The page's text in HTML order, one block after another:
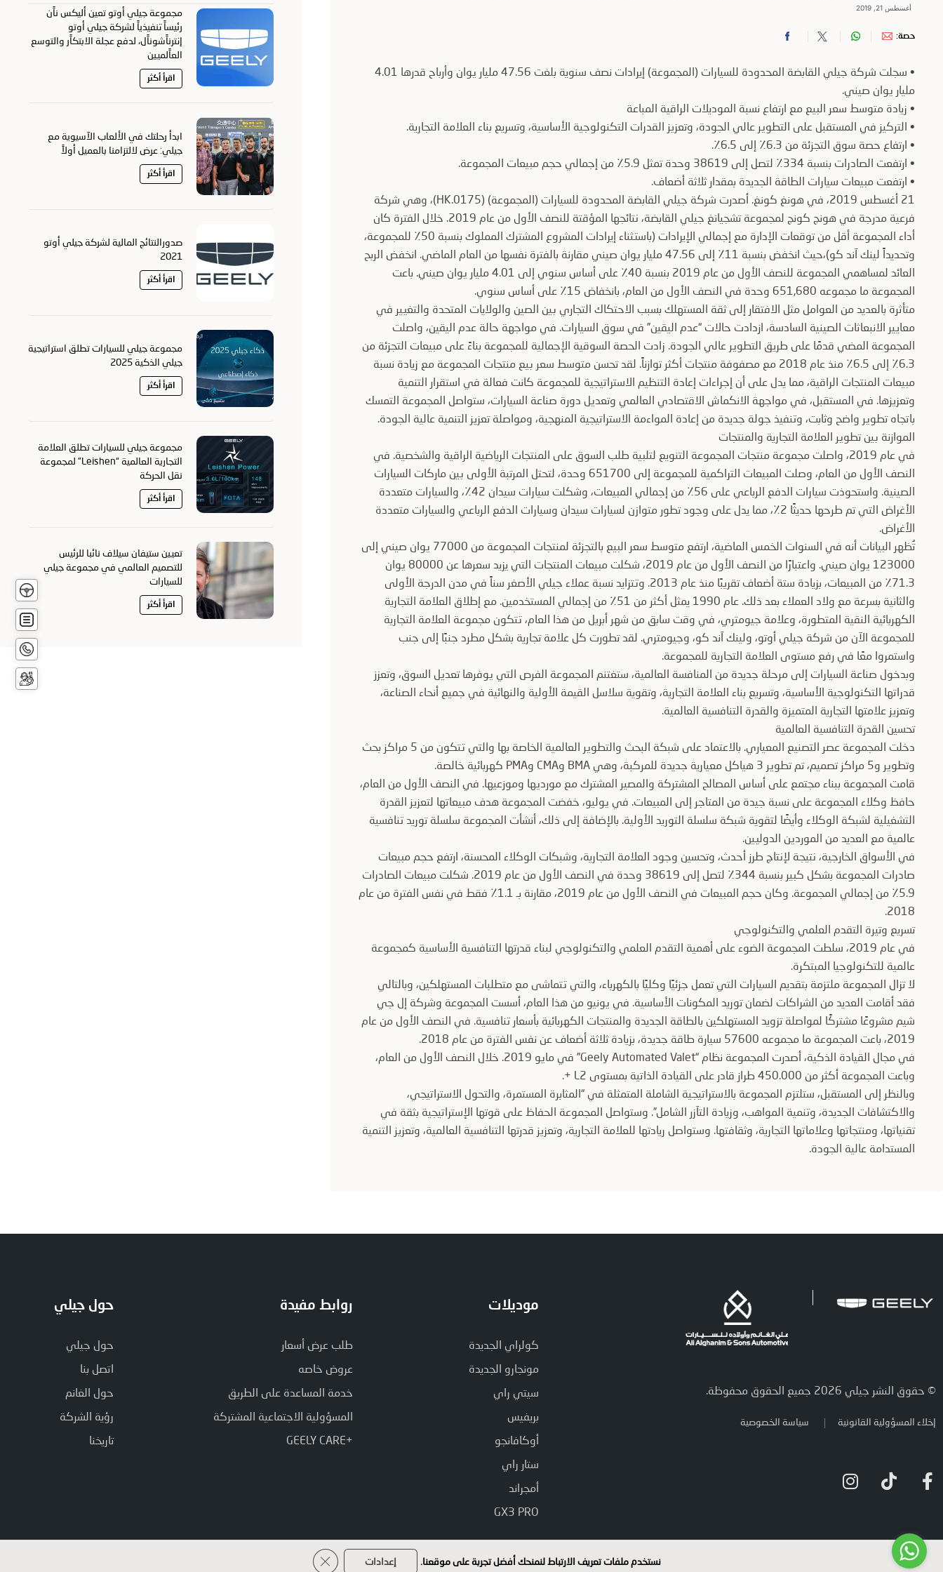
تجربة
قيادة
عرض
أسعار
اتصل
بنا
حجز
الخدمة
أغسطس 21, 2019
حصة:
• سجلت شركة جيلي القابضة المحدودة للسيارات (المجموعة) إيرادات نصف سنوية بلغت 47.56 مليار يوان وأرباح قدرها 4.01
مليار يوان صيني.
• زيادة متوسط سعر البيع مع ارتفاع نسبة الموديلات الراقية المباعة
• التركيز في المستقبل على التطوير عالي الجودة، وتعزيز القدرات التكنولوجية الأساسية، وتسريع بناء العلامة التجارية.
• ارتفاع حصة سوق التجزئة من 6.3٪ إلى 6.5٪.
• ارتفعت الصادرات بنسبة 334٪ لتصل إلى 38619 وحدة تمثل 5.9٪ من إجمالي حجم مبيعات المجموعة.
• ارتفعت مبيعات سيارات الطاقة الجديدة بمقدار ثلاثة أضعاف.
21 أغسطس 2019، في هونغ كونغ. أصدرت شركة جيلي القابضة المحدودة للسيارات (المجموعة) (HK.0175)، وهي شركة
فرعية مدرجة في هونج كونج لمجموعة تشجيانغ جيلي القابضة، نتائجها المؤقتة للنصف الأول من عام 2019. خلال الفترة كان
أداء المجموعة أقل من توقعات الإدارة مع إجمالي الإيرادات (باستثناء إيرادات المشروع المشترك المملوك بنسبة 50٪ للمجموعة،
وتحديداً لينك آند كو)،حيث انخفض بنسبة 11٪ إلى 47.56 مليار يوان صيني مقارنة بالفترة نفسها من العام الماضي. انخفض الربح
العائد لمساهمي المجموعة للنصف الأول من عام 2019 بنسبة 40٪ على أساس سنوي إلى 4.01 مليار يوان صيني. باعت
المجموعة ما مجموعه 651,680 وحدة في النصف الأول من العام، بانخفاض 15٪ على أساس سنوي.
متأثرة بالعديد من العوامل مثل الافتقار إلى ثقة المستهلك بسبب الاحتكاك التجاري بين الصين والولايات المتحدة والتغيير في
معايير الانبعاثات الصينية السادسة، ازدادت حالات “عدم اليقين” في سوق السيارات. في مواجهة حالة عدم اليقين، واصلت
المجموعة المضي قدمًا على طريق التطوير عالي الجودة. زادت الحصة السوقية الإجمالية للمجموعة بناءً على مبيعات التجزئة من
6.3٪ إلى 6.5٪ منذ عام 2018 مع مصفوفة منتجات أكثر توازناً. لقد تحسن متوسط سعر بيع منتجات المجموعة مع زيادة نسبة
مبيعات المنتجات الراقية، مما يدل على أن إجراءات إعادة التنظيم الاستراتيجية للمجموعة كانت فعالة في استقرار التنمية
وتعزيزها. في المستقبل، في مواجهة الانكماش الاقتصادي العالمي وتعديل دورة صناعة السيارات، ستواصل المجموعة التمسك
باتجاه تطوير واضح وثابت، وتنفيذ جولة جديدة من إعادة المواءمة الاستراتيجية المنهجية، ومواصلة تعزيز التنمية عالية الجودة.
الموازنة بين تطوير العلامة التجارية والمنتجات
في عام 2019، واصلت مجموعة منتجات المجموعة التنويع لتلبية طلب السوق على المنتجات الرياضية الراقية والشخصية. في
النصف الأول من العام، وصلت المبيعات التراكمية للمجموعة إلى 651700 وحدة، لتحتل المرتبة الأولى بين ماركات السيارات
الصينية. واستحوذت سيارات الدفع الرباعي على 56٪ من إجمالي المبيعات، وشكلت سيارات سيدان 42٪، والسيارات متعددة
الأغراض التي تم طرحها حديثًا 2٪، مما يدل على وجود تطور متوازن لسيارات سيدان وسيارات الدفع الرباعي والسيارات متعددة
الأغراض.
تُظهر البيانات أنه في السنوات الخمس الماضية، ارتفع متوسط سعر البيع بالتجزئة لمنتجات المجموعة من 77000 يوان صيني إلى
123000 يوان صيني. واعتبارًا من النصف الأول من عام 2019، شكلت مبيعات المنتجات التي يزيد سعرها عن 80000 يوان
71.3٪ من المبيعات، بزيادة ستة أضعاف تقريبًا منذ عام 2013. وتتزايد نسبة عملاء جيلي الأصغر سناً في مدن الدرجة الأولى
والثانية بسرعة مع ولاد العملاء بعد ذلك. عام 1990 يمثل أكثر من 51٪ من إجمالي المستخدمين. مع إطلاق العلامة التجارية
الكهربائية النقية المتطورة، وعلامة جيومتري، في وقت سابق من شهر أبريل من هذا العام، تتكون مجموعة العلامة التجارية
للمجموعة الآن من شركة جيلي أوتو، ولينك آند كو، وجيومتري. لقد تطورت كل علامة تجارية بشكل مطرد جنبًا إلى جنب
واستمروا معًا في رفع مستوى العلامة التجارية للمجموعة.
وبدخول صناعة السيارات إلى مرحلة جديدة من المنافسة العالمية، ستغتنم المجموعة الفرص التي يوفرها تعديل السوق، وتعزز
قدراتها التكنولوجية الأساسية، وتسريع بناء العلامة التجارية، وتقوية سلاسل القيمة الأولية والنهائية في جميع أنحاء الصناعة،
وتعزيز علامتها التجارية المتميزة والقدرة التنافسية العالمية.
تحسين القدرة التنافسية العالمية
دخلت المجموعة عصر التصنيع المعياري. بالاعتماد على شبكة البحث والتطوير العالمية الخاصة بها والتي تتكون من 5 مراكز بحث
وتطوير و5 مراكز تصميم، تم تطوير 3 هياكل معيارية جديدة للمركبة، وهي BMA وCMA وPMA كهربائية خالصة.
قامت المجموعة ببناء مجتمع على أساس المصالح المشتركة والمصير المشترك مع مورديها وموزعيها. في النصف الأول من العام،
حافظ وكلاء المجموعة على نسبة جيدة من المتاجر إلى المبيعات. في يوليو، خفضت المجموعة هدف مبيعاتها لتعزيز القدرة
التشغيلية لشبكة الوكلاء وأيضًا لتقوية شبكة سلسلة التوريد الأولية. بالإضافة إلى ذلك، أنشأت المجموعة سلسلة توريد تنافسية
عالمية مع العديد من الموردين الدوليين.
في الأسواق الخارجية، نتيجة لإنتاج طرز أحدث، وتحسين وجود العلامة التجارية، وشبكات الوكلاء المحسنة، ارتفع حجم مبيعات
صادرات المجموعة بشكل كبير بنسبة 344٪ لتصل إلى 38619 وحدة في النصف الأول من عام 2019. شكلت مبيعات الصادرات
5.9٪ من إجمالي المجموعة. وكان حجم المبيعات في النصف الأول من عام 2019، مقارنة بـ 1.1٪ فقط في نفس الفترة من عام
2018.
تسريع وتيرة التقدم العلمي والتكنولوجي
في عام 2019، سلطت المجموعة الضوء على أهمية التقدم العلمي والتكنولوجي لبناء قدرتها التنافسية الأساسية كمجموعة
عالمية للتكنولوجيا المبتكرة.
لا تزال المجموعة ملتزمة بتقديم السيارات التي تعمل جزئيًا وكليًا بالكهرباء، والتي تتماشى مع متطلبات المستهلكين، وبالتالي
فقد أقامت العديد من الشراكات لضمان توريد المكونات الأساسية. في يونيو من هذا العام، أسست المجموعة وشركة إل جي
شيم مشروعًا مشتركًا لمواصلة تزويد المستهلكين بالطاقة الجديدة والمنتجات الكهربائية بأسعار تنافسية. في النصف الأول من عام
2019، باعت المجموعة ما مجموعه 57600 سيارة طاقة جديدة، بزيادة ثلاثة أضعاف عن نفس الفترة من عام 2018.
في مجال القيادة الذكية، أصدرت المجموعة نظام “Geely Automated Valet” في مايو 2019. خلال النصف الأول من العام،
وباعت المجموعة أكثر من 450.000 طراز قادر على القيادة الذاتية بمستوى L2 +.
وبالنظر إلى المستقبل، ستلتزم المجموعة بالاستراتيجية الشاملة المتمثلة في “المثابرة المستمرة، والتحول الاستراتيجي،
والاكتشافات الجديدة، وتنمية المواهب، وزيادة التآزر الشامل”. وستواصل المجموعة الحفاظ على قوتها الإستراتيجية بثقة في
تقنياتها، ومنتجاتها وعلاماتها التجارية، وثقافتها. وستواصل ريادتها للعلامة التجارية، وتعزيز قدرتها التنافسية العالمية، وتعزيز التنمية
المستدامة عالية الجودة.
مجموعة جيلي أوتو تعين أليكس ناًن
رئيساً تنفيذياً لشركة جيلي أوتو
إنترناًشوناًل، لدفع عجلة الابتكاًر والتوسع
العاًلميين
اقرأ أكثر
ابدأ رحلتك في الألعاب الآسيوية مع
جيلي: عرض لالتزامنا بالعميل أولاً
اقرأ أكثر
صدورالنتائج المالية لشركة جيلي أوتو
2021
اقرأ أكثر
مجموعة جيلي للسيارات تطلق استراتيجية
جيلي الذكية 2025
اقرأ أكثر
مجموعة جيلي للسيارات تطلق العلامة
التجارية العالمية “Leishen” لمجموعة
نقل الحركة
اقرأ أكثر
تعيين ستيفان سيلاف نائبا للرئيس
للتصميم العالمي في مجموعة جيلي
للسيارات
اقرأ أكثر
© حقوق النشر جيلي 2026 جميع الحقوق محفوظة.
إخلاء المسؤولية القانونية سياسة الخصوصية
موديلات
كولراي الجديدة
مونجارو الجديدة
سيتي راي
بريفيس
أوكافانجو
ستار راي
أمجراند
GX3 PRO
روابط مفيدة
طلب عرض أسعار
عروض خاصه
خدمة المساعدة على الطريق
المسؤولية الاجتماعية المشتركة
+GEELY CARE
حول جيلي
حول جيلي
اتصل بنا
حول الغانم
رؤية الشركة
تاريخنا
نستخدم ملفات تعريف الارتباط لنمنحك أفضل تجربة على موقعنا. إعدادات Close GDPR Cookie Banner